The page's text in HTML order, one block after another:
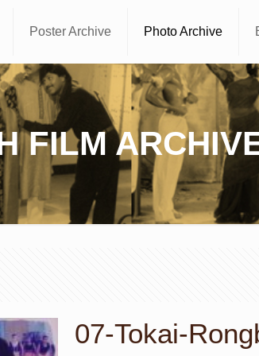
Poster Archive Photo Archive
FILM
07-Tokai-